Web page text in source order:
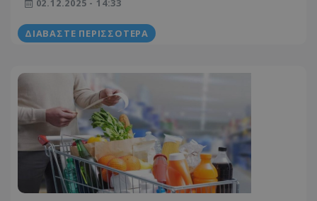
αύξηση τον Νοέμβριο
02.12.2025 - 14:33
ΔΙΑΒΆΣΤΕ ΠΕΡΙΣΣΌΤΕΡΑ